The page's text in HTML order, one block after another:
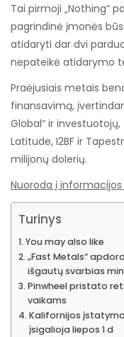
Tai pirmoji „Nothing“
pagrindinė įmonės
atidaryti dar dvi
nepateikė atidarymo
Praėjusiais metais
finansavimą,
Global“ ir investuotojų,
Latitude, I2BF ir
milijonų dolerių.
Nuoroda į
Turinys
You may also like
„Fast Metals“
išgautų svarbias
Pinwheel pristato
vaikams
Kalifornijos
įsigalioja liepos 1 d